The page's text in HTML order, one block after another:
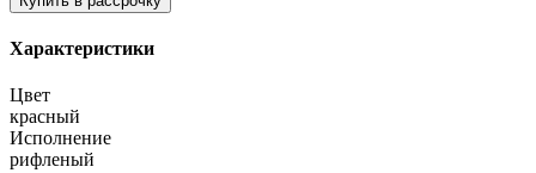
Характеристики
Цвет
красный
Исполнение
рифленый